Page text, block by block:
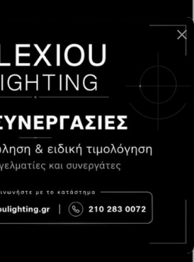
55, 15232, Χαλάνδρι